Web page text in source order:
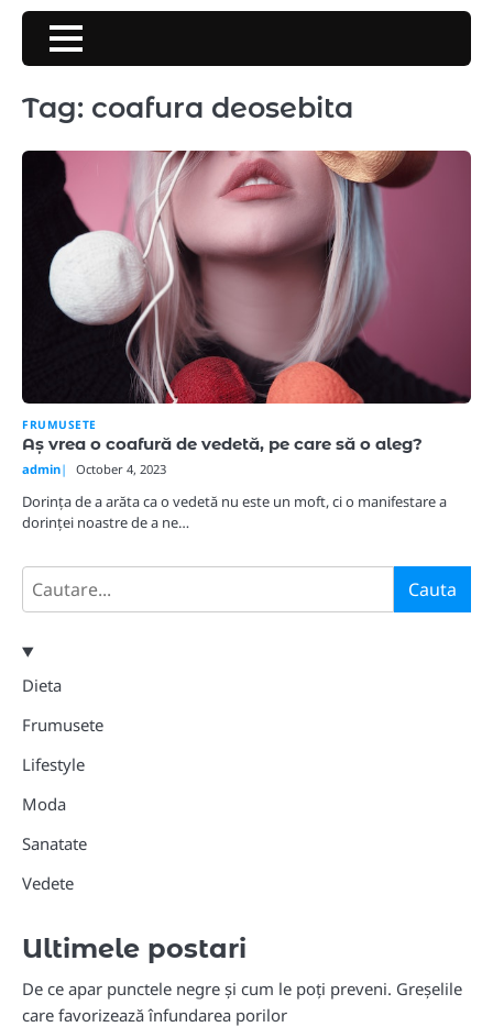
Skip
content
Tag: coafura deosebita
FRUMUSETE
Aș vrea o coafură de vedetă, pe care să o aleg?
admin October 4, 2023
Dorința de a arăta ca o vedetă nu este un moft, ci o manifestare a
dorinței noastre de a ne…
Search Cauta
Dieta
Frumusete
Lifestyle
Moda
Sanatate
Vedete
Ultimele postari
De ce apar punctele negre și cum le poți preveni. Greșelile
care favorizează înfundarea porilor